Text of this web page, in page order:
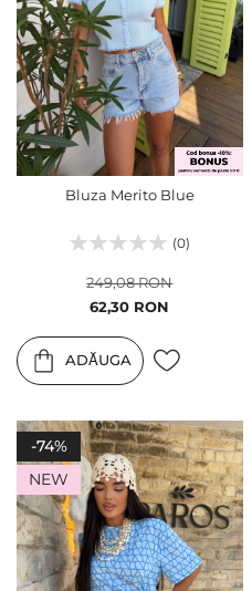
Bluza Merito Blue
(0)
Pret
62,30 RON
249,08 RON
ADĂUGA
-74%
NEW